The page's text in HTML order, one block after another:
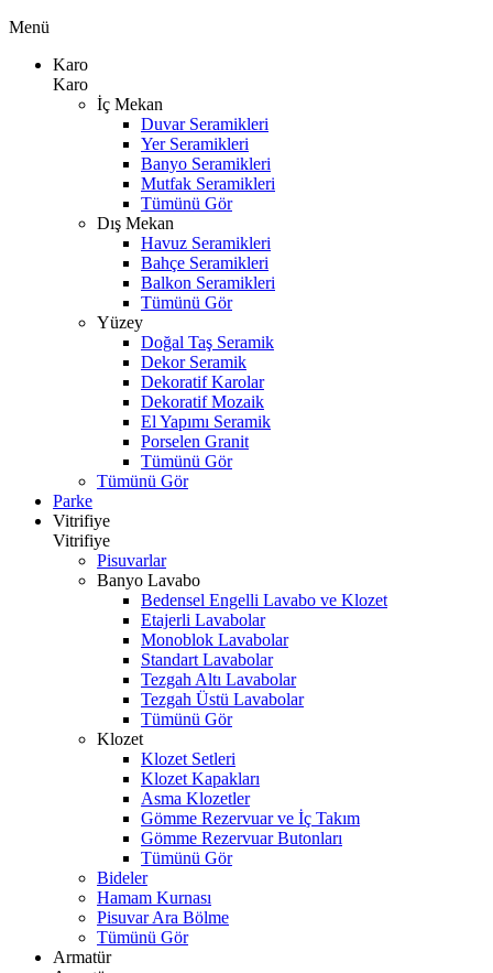
Menü
Karo
Karo
İç Mekan
Duvar Seramikleri
Yer Seramikleri
Banyo Seramikleri
Mutfak Seramikleri
Tümünü Gör
Dış Mekan
Havuz Seramikleri
Bahçe Seramikleri
Balkon Seramikleri
Tümünü Gör
Yüzey
Doğal Taş Seramik
Dekor Seramik
Dekoratif Karolar
Dekoratif Mozaik
El Yapımı Seramik
Porselen Granit
Tümünü Gör
Tümünü Gör
Parke
Vitrifiye
Vitrifiye
Pisuvarlar
Banyo Lavabo
Bedensel Engelli Lavabo ve Klozet
Etajerli Lavabolar
Monoblok Lavabolar
Standart Lavabolar
Tezgah Altı Lavabolar
Tezgah Üstü Lavabolar
Tümünü Gör
Klozet
Klozet Setleri
Klozet Kapakları
Asma Klozetler
Gömme Rezervuar ve İç Takım
Gömme Rezervuar Butonları
Tümünü Gör
Bideler
Hamam Kurnası
Pisuvar Ara Bölme
Tümünü Gör
Armatür